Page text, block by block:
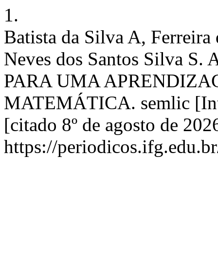
1.
Batista da Silva A,
Neves dos Santos Silva
PARA UMA
MATEMÁTICA. semlic
[citado 8º de agosto de
https://